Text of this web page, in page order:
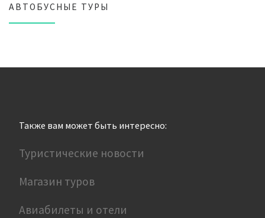
АВТОБУСНЫЕ ТУРЫ
Также вам может быть интересно:
Туристические новости
Магазин туров
Авиабилеты и отели